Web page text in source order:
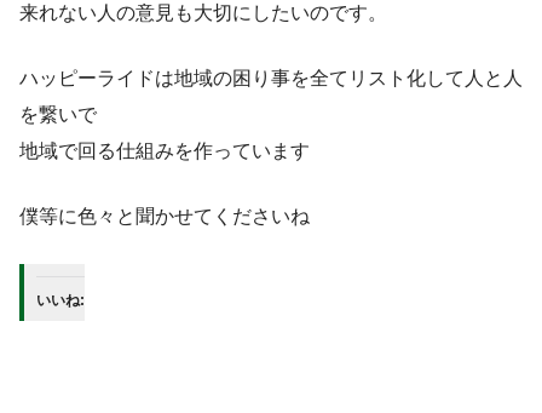
来れない人の意見も大切にしたいのです。
ハッピーライドは地域の困り事を全てリスト化して人と人
を繋いで
地域で回る仕組みを作っています
僕等に色々と聞かせてくださいね
いいね: